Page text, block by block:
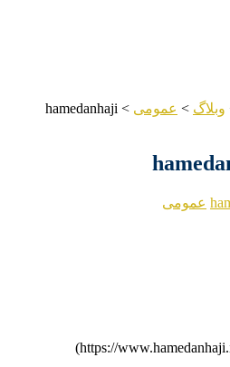
وبلاگ > عمومی >
hamedanhaji
عمومی